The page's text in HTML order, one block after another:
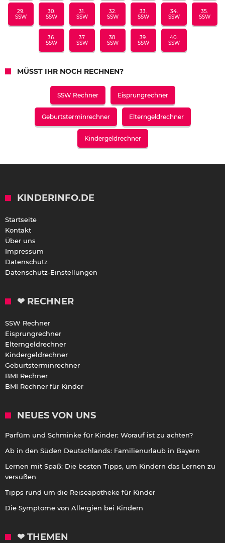
29.
SSW
30.
SSW
31.
SSW
32.
SSW
33.
SSW
34.
SSW
35.
SSW
36.
SSW
37.
SSW
38.
SSW
39.
SSW
40.
SSW
MÜSST IHR NOCH RECHNEN?
SSW Rechner Eisprungrechner
Geburtsterminrechner Elterngeldrechner
Kindergeldrechner
KINDERINFO.DE
Startseite
Kontakt
Über uns
Impressum
Datenschutz
Datenschutz-Einstellungen
❤ RECHNER
SSW Rechner
Eisprungrechner
Elterngeldrechner
Kindergeldrechner
Geburtsterminrechner
BMI Rechner
BMI Rechner für Kinder
NEUES VON UNS
Parfüm und Schminke für Kinder: Worauf ist zu achten?
Ab in den Süden Deutschlands: Familienurlaub in Bayern
Lernen mit Spaß: Die besten Tipps, um Kindern das Lernen zu
versüßen
Tipps rund um die Reiseapotheke für Kinder
Die Symptome von Allergien bei Kindern
❤ THEMEN